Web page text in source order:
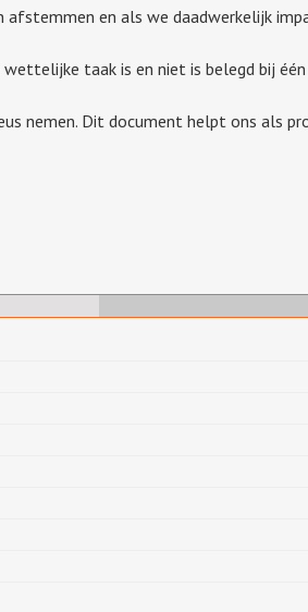
afstemmen en als we daadwerkelijk
taak is en niet is belegd bij
nemen. Dit document helpt ons als